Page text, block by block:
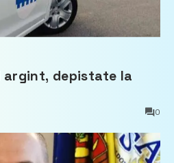
argint, depistate la
0